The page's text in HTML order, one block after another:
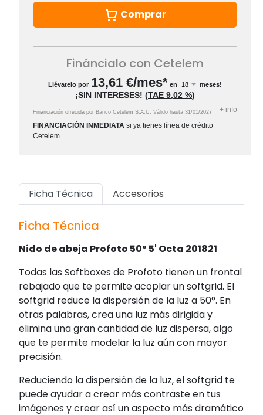
Comprar
Fináncialo con Cetelem
Llévatelo por 13,61 €/mes* en meses!
¡SIN INTERESES! (TAE 9,02 %)
Financiación ofrecida por Banco Cetelem S.A.U. Válido hasta 31/01/2027 + info
FINANCIACIÓN INMEDIATA si ya tienes línea de crédito
Cetelem
Ficha Técnica Accesorios
Ficha Técnica
Nido de abeja Profoto 50º 5' Octa 201821
Todas las Softboxes de Profoto tienen un frontal
rebajado que te permite acoplar un softgrid. El
softgrid reduce la dispersión de la luz a 50°. En
otras palabras, crea una luz más dirigida y
elimina una gran cantidad de luz dispersa, algo
que te permite modelar la luz aún con mayor
precisión.
Reduciendo la dispersión de la luz, el softgrid te
puede ayudar a crear más contraste en tus
imágenes y crear así un aspecto más dramático